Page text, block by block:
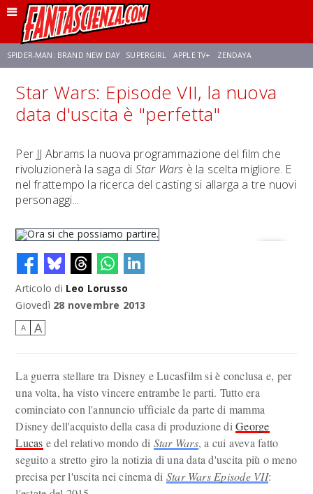
SPIDER-MAN: BRAND NEW DAY SUPERGIRL APPLE TV+ ZENDAYA
FRANCO RICCIARDIELLO AVENGERS: DOOMSDAY STAR TREK NETFLIX
Star Wars: Episode VII, la nuova
data d'uscita è "perfetta"
Per JJ Abrams la nuova programmazione del film che
rivoluzionerà la saga di Star Wars è la scelta migliore. E
nel frattempo la ricerca del casting si allarga a tre nuovi
personaggi...
Ora si che possiamo partire.
Articolo di Leo Lorusso
Giovedì 28 novembre 2013
A A
La guerra stellare tra Disney e Lucasfilm si è conclusa e, per
una volta, ha visto vincere entrambe le parti. Tutto era
cominciato con l'annuncio ufficiale da parte di mamma
Disney dell'acquisto della casa di produzione diGeorge
Lucas e del relativo mondo di Star Wars, a cui aveva fatto
seguito a stretto giro la notizia di una data d'uscita più o meno
precisa per l'uscita nei cinema di Star Wars Episode VII: